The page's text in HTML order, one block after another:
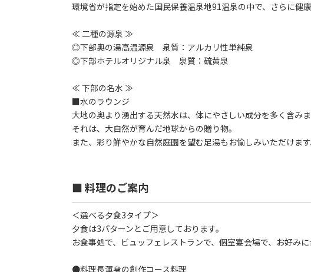
環境省が指定を始めた国民保養温泉地91温泉の中で、さらに健
≪ 二種の源泉 ≫
◎下部奥の湯高温源泉 泉質：アルカリ性単純泉
◎下部ホテルオリジナル泉 泉質：硫黄泉
≪ 下部の名水 ≫
■水のラウンジ
大地の奥より湧出する天然水は、体にやさしい成分を多く含みま
それは、大自然が育んだ地球からの贈り物。
また、彩り鮮やかな自然庭園を望む足湯もお愉しみいただけます
■ 料理のご案内
＜選べる夕食3タイプ＞
夕食は3パターンとご用意しております。
お食事処で、ビュッフェレストランで、個室宴会場で、お好みに
●料理長渾身の創作コース料理